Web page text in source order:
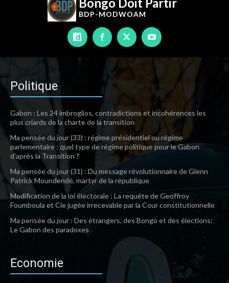
BDP-MODWOAM
Politique
Gabon : Les 24 imbroglios, contradictions et incohérences les
plus criards de la charte de la transition
Ma pensée du jour (33) : régime présidentiel ou régime
parlementaire : quel type de régime politique pour le Gabon
d’après la Transition ?
Ma pensée du jour (31) : Du message révolutionnaire de Glenn
Patrick Moundendé, martyr de la république
Modification de la loi électorale : La requête de Geoffroy
Foumboula et Cie jugée irrecevable par la Cour constitutionnelle
Ma pensée du jour : Des étrangers, des Bongo et des élections:
Le Gabon des paradoxes
Economie